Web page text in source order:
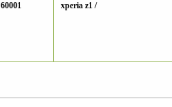
60001 xperia z1 /